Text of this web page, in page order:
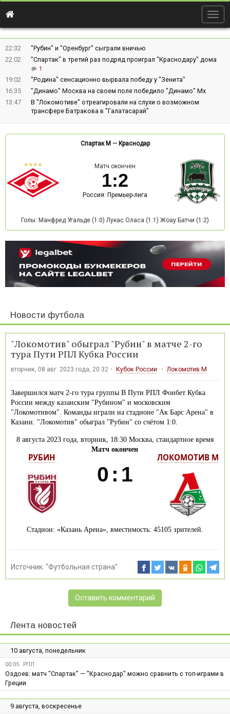
22:32
"Рубин" и "Оренбург" сыграли вничью
22:02
"Спартак" в третий раз подряд проиграл "Краснодару" дома
1
19:02
"Родина" сенсационно вырвала победу у "Зенита"
16:35
"Динамо" Москва на своем поле победило "Динамо" Мх
13:47
В "Локомотиве" отреагировали на слухи о возможном
трансфере Батракова в "Галатасарай"
Спартак М — Краснодар
Матч окончен
1:2
Россия: Премьер-лига
Голы: Манфред Угальде (1:0) Лукас Оласа (1:1) Жоау Батчи (1:2)
Новости футбола
"Локомотив" обыграл "Рубин" в матче 2-го
тура Пути РПЛ Кубка России
вторник, 08 авг. 2023 года, 20:32 Кубок России Локомотив М
Завершился матч 2-го тура группы B Пути РПЛ Фонбет Кубка
России между казанским "Рубином" и московским
"Локомотивом". Команды играли на стадионе "Ак Барс Арена" в
Казани. "Локомотив" обыграл "Рубин" со счётом 1:0.
8 августа 2023 года, вторник, 18:30 Москва, стандартное время
РУБИН
Матч окончен
0 : 1
ЛОКОМОТИВ М
Стадион: «Казань Арена», вместимость: 45105 зрителей.
Источник: "Футбольная страна"
Оставить комментарий
Лента новостей
10 августа, понедельник
00:05 РПЛ
Оздоев: матч "Спартак" — "Краснодар" можно сравнить с топ-играми в
Греции
9 августа, воскресенье